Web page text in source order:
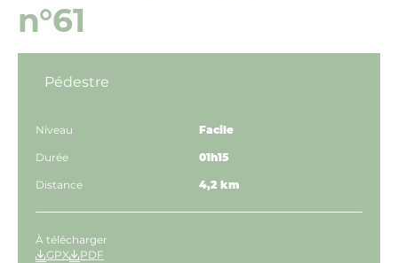
n°61
Pédestre
Niveau Facile
Durée 01h15
Distance 4,2 km
À télécharger
GPX
PDF